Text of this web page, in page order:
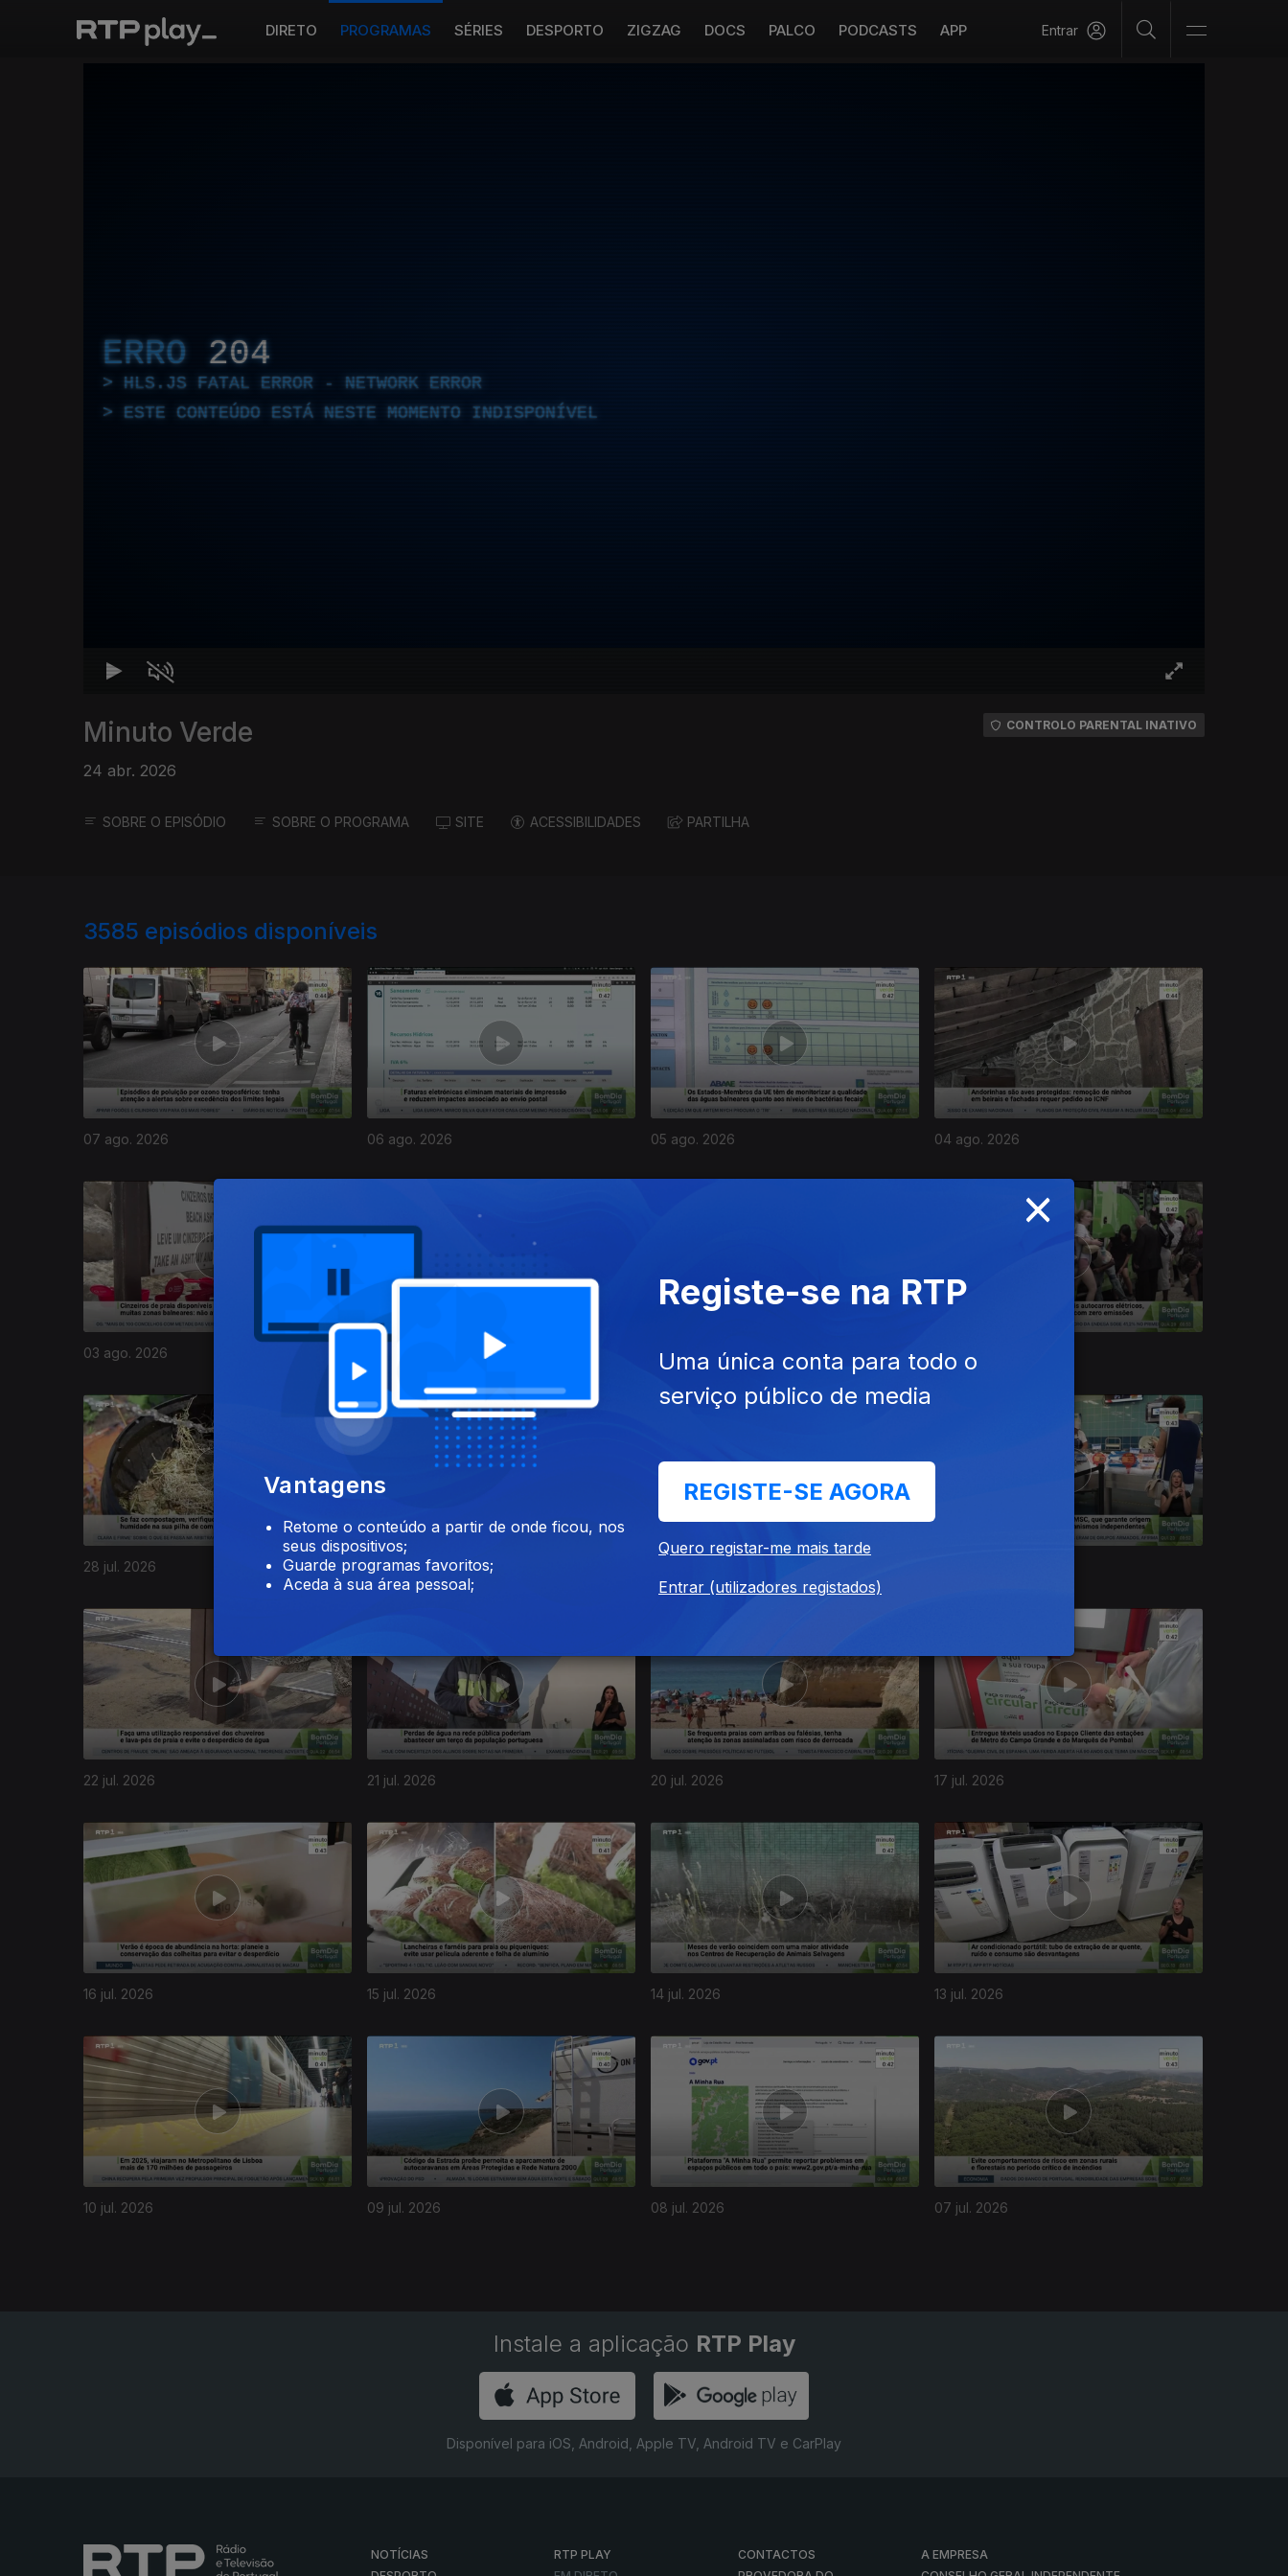
DIRETO PROGRAMAS SÉRIES DESPORTO ZIGZAG DOCS PALCO PODCASTS APP Entrar
ERRO 204
HLS.JS FATAL ERROR - NETWORK ERROR
ESTE CONTEÚDO ESTÁ NESTE MOMENTO INDISPONÍVEL
Minuto Verde
24 abr. 2026
CONTROLO PARENTAL INATIVO
SOBRE O EPISÓDIO SOBRE O PROGRAMA SITE ACESSIBILIDADES PARTILHA
3585 episódios disponíveis
07 ago. 2026 06 ago. 2026 05 ago. 2026 04 ago. 2026
03 ago. 2026 30 jul. 2026 29 jul. 2026
28 jul. 2026 27 jul. 2026
944470
22 jul. 2026 21 jul. 2026 20 jul. 2026 17 jul. 2026
16 jul. 2026 15 jul. 2026 14 jul. 2026 13 jul. 2026
10 jul. 2026 09 jul. 2026 08 jul. 2026 07 jul. 2026
941061
Instale a aplicação RTP Play
Disponível para iOS, Android, Apple TV, Android TV e CarPlay
NOTÍCIAS
RTP PLAY
CONTACTOS
A EMPRESA
×
Vantagens
Retome o conteúdo a partir de onde ficou, nos
seus dispositivos;
Guarde programas favoritos;
Aceda à sua área pessoal;
Registe-se na RTP
Uma única conta para todo o
serviço público de media
REGISTE-SE AGORA
Quero registar-me mais tarde
Entrar (utilizadores registados)